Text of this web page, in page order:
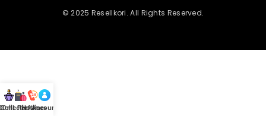
© 2025 Resellkori. All Rights Reserved.
mL Perfumes
Hotline
Account